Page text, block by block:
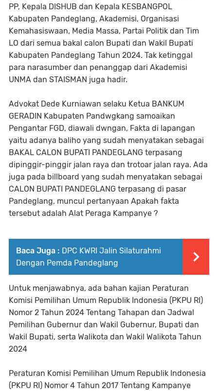
PP, Kepala DISHUB dan Kepala KESBANGPOL
Kabupaten Pandeglang, Akademisi, Organisasi
Kemahasiswaan, Media Massa, Partai Politik dan Tim
LO dari semua bakal calon Bupati dan Wakil Bupati
Kabupaten Pandeglang Tahun 2024. Tak ketinggal
para narasumber dan penanggap dari Akademisi
UNMA dan STAISMAN juga hadir.
Advokat Dede Kurniawan selaku Ketua BANKUM
GERADIN Kabupaten Pandwgkang samoaikan
Pengantar FGD, diawali dwngan, Fakta di lapangan
yaitu adanya baliho yang sudah menyatakan sebagai
BAKAL CALON BUPATI PANDEGLANG terpasang
dipinggir-pinggir jalan raya dan trotoar jalan raya. Ada
juga pada billboard yang sudah menyatakan sebagai
CALON BUPATI PANDEGLANG terpasang di pasar
Pandeglang, muncul pertanyaan Apakah fakta
tersebut adalah Alat Peraga Kampanye ?
Baca Juga : DPC KWRI Jalin Silaturahmi
Dengan Pemda Pandeglang
Untuk menjawabnya, ada bahan kajian Peraturan
Komisi Pemilihan Umum Republik Indonesia (PKPU RI)
Nomor 2 Tahun 2024 Tentang Tahapan dan Jadwal
Pemilihan Gubernur dan Wakil Gubernur, Bupati dan
Wakil Bupati, serta Walikota dan Wakil Walikota Tahun
2024
Peraturan Komisi Pemilihan Umum Republik Indonesia
(PKPU RI) Nomor 4 Tahun 2017 Tentang Kampanye